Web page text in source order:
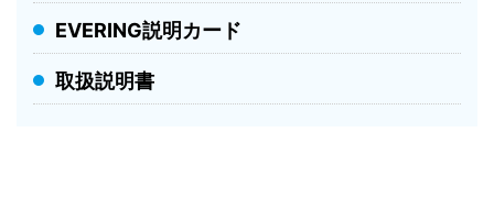
EVERING説明カード
取扱説明書